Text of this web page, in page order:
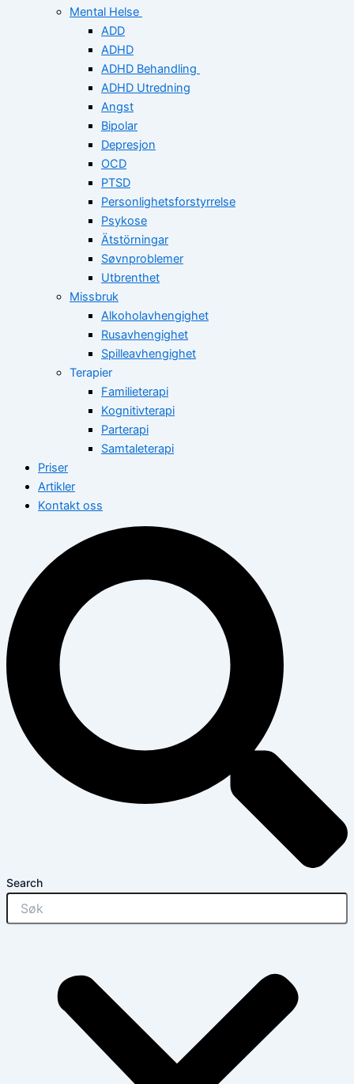
Mental Helse
ADD
ADHD
ADHD Behandling
ADHD Utredning
Angst
Bipolar
Depresjon
OCD
PTSD
Personlighetsforstyrrelse
Psykose
Ätstörningar
Søvnproblemer
Utbrenthet
Missbruk
Alkoholavhengighet
Rusavhengighet
Spilleavhengighet
Terapier
Familieterapi
Kognitivterapi
Parterapi
Samtaleterapi
Priser
Artikler
Kontakt oss
Search